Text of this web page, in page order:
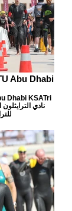
Abu Dhabi
Dhabi KSATri
نادي